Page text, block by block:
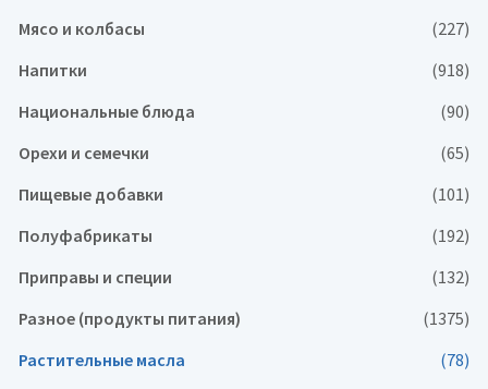
Мясо и колбасы
(227)
Напитки
(918)
Национальные блюда
(90)
Орехи и семечки
(65)
Пищевые добавки
(101)
Полуфабрикаты
(192)
Приправы и специи
(132)
Разное (продукты питания)
(1375)
Растительные масла
(78)